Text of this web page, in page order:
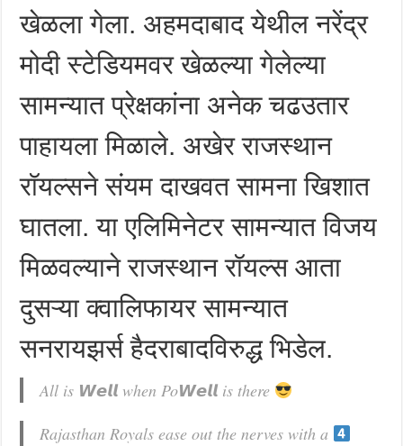
खेळला गेला. अहमदाबाद येथील नरेंद्र
मोदी स्टेडियमवर खेळल्या गेलेल्या
सामन्यात प्रेक्षकांना अनेक चढउतार
पाहायला मिळाले. अखेर राजस्थान
रॉयल्सने संयम दाखवत सामना खिशात
घातला. या एलिमिनेटर सामन्यात विजय
मिळवल्याने राजस्थान रॉयल्स आता
दुसऱ्या क्वालिफायर सामन्यात
सनरायझर्स हैदराबादविरुद्ध भिडेल.
All is 𝙒𝙚𝙡𝙡 when Po𝙒𝙚𝙡𝙡 is there
Rajasthan Royals ease out the nerves with a